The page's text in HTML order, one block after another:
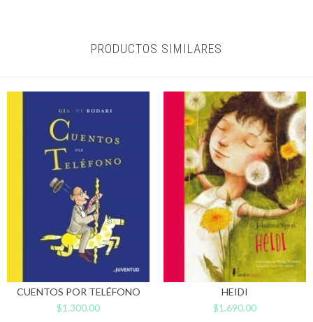
PRODUCTOS SIMILARES
CUENTOS POR TELÉFONO
$1.300,00
HEIDI
$1.690,00